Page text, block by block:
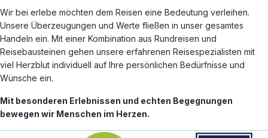
Wir bei erlebe möchten dem Reisen eine Bedeutung verleihen.
Unsere Überzeugungen und Werte fließen in unser gesamtes
Handeln ein. Mit einer Kombination aus Rundreisen und
Reisebausteinen gehen unsere erfahrenen Reisespezialisten mit
viel Herzblut individuell auf Ihre persönlichen Bedürfnisse und
Wünsche ein.
Mit besonderen Erlebnissen und echten Begegnungen
bewegen wir Menschen im Herzen.